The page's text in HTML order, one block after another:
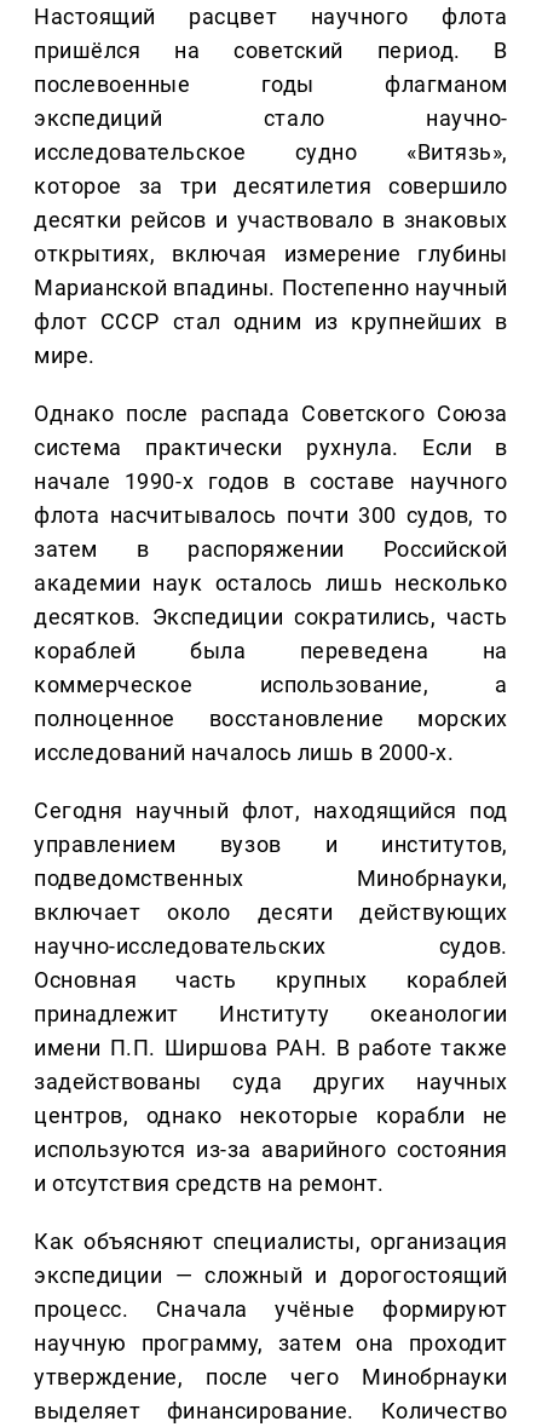
Настоящий расцвет научного флота
пришёлся на советский период. В
послевоенные годы флагманом
экспедиций стало научно-
исследовательское судно «Витязь»,
которое за три десятилетия совершило
десятки рейсов и участвовало в знаковых
открытиях, включая измерение глубины
Марианской впадины. Постепенно научный
флот СССР стал одним из крупнейших в
мире.
Однако после распада Советского Союза
система практически рухнула. Если в
начале 1990-х годов в составе научного
флота насчитывалось почти 300 судов, то
затем в распоряжении Российской
академии наук осталось лишь несколько
десятков. Экспедиции сократились, часть
кораблей была переведена на
коммерческое использование, а
полноценное восстановление морских
исследований началось лишь в 2000-х.
Сегодня научный флот, находящийся под
управлением вузов и институтов,
подведомственных Минобрнауки,
включает около десяти действующих
научно-исследовательских судов.
Основная часть крупных кораблей
принадлежит Институту океанологии
имени П.П. Ширшова РАН. В работе также
задействованы суда других научных
центров, однако некоторые корабли не
используются из-за аварийного состояния
и отсутствия средств на ремонт.
Как объясняют специалисты, организация
экспедиции — сложный и дорогостоящий
процесс. Сначала учёные формируют
научную программу, затем она проходит
утверждение, после чего Минобрнауки
выделяет финансирование. Количество